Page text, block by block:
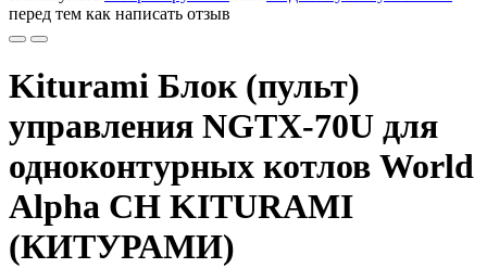
перед тем как написать отзыв
Kiturami Блок (пульт)
управления NGTX-70U для
одноконтурных котлов World
Alpha CH KITURAMI
(КИТУРАМИ)